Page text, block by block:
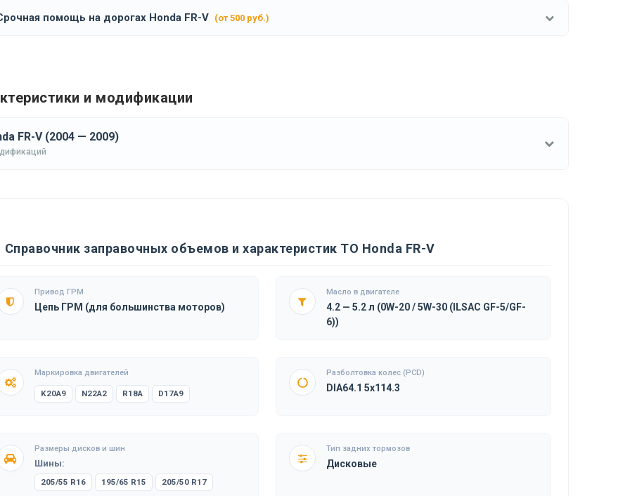
помощь на дорогах Honda FR-V (от 500 руб.)
и модификации
FR-V (2004 — 2009)
Справочник заправочных объемов и характеристик ТО Honda FR-V
Привод ГРМ
Цепь ГРМ (для большинства моторов)
Масло в двигателе
4.2 — 5.2 л (0W-20 / 5W-30 (ILSAC GF-5/GF-
6))
Маркировка двигателей
K20A9 N22A2 R18A D17A9
Разболтовка колес (PCD)
DIA64.1 5x114.3
Размеры дисков и шин
Шины:
205/55 R16 195/65 R15 205/50 R17
Тип задних тормозов
Дисковые